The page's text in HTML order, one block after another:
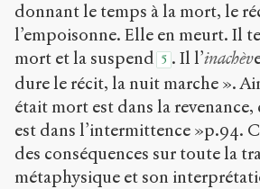
donnant le temps à la mort, le
l’empoisonne. Elle en meurt. Il
mort et la suspend 5 . Il l’inachèv
dure le récit, la nuit marche ».
était mort est dans la
est dans l’intermittence »p.94.
des conséquences sur toute la
métaphysique et son